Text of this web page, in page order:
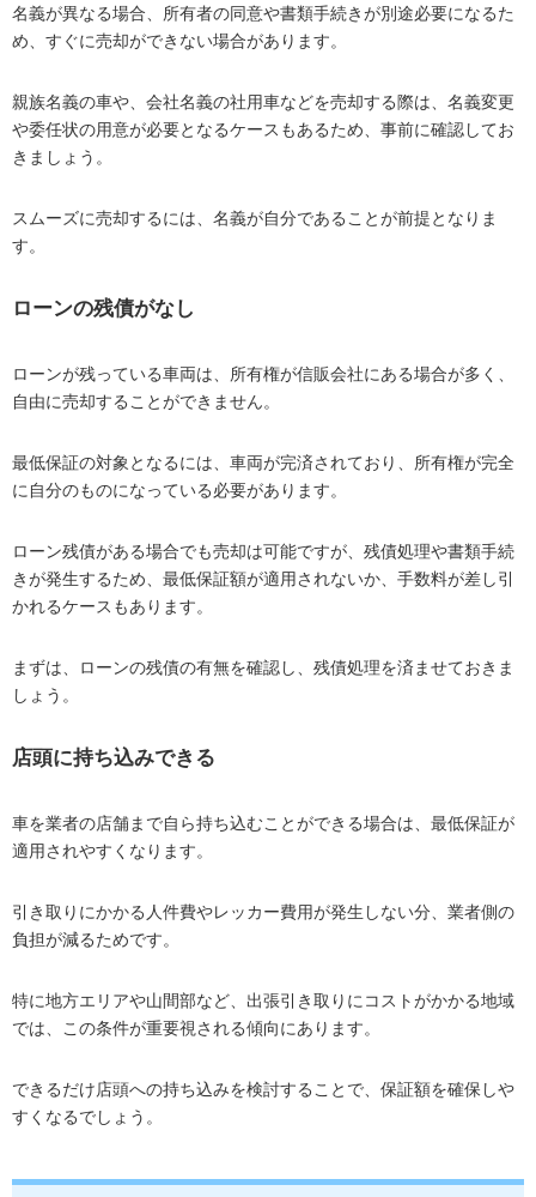
名義が異なる場合、所有者の同意や書類手続きが別途必要になるた
め、すぐに売却ができない場合があります。
親族名義の車や、会社名義の社用車などを売却する際は、名義変更
や委任状の用意が必要となるケースもあるため、事前に確認してお
きましょう。
スムーズに売却するには、名義が自分であることが前提となりま
す。
ローンの残債がなし
ローンが残っている車両は、所有権が信販会社にある場合が多く、
自由に売却することができません。
最低保証の対象となるには、車両が完済されており、所有権が完全
に自分のものになっている必要があります。
ローン残債がある場合でも売却は可能ですが、残債処理や書類手続
きが発生するため、最低保証額が適用されないか、手数料が差し引
かれるケースもあります。
まずは、ローンの残債の有無を確認し、残債処理を済ませておきま
しょう。
店頭に持ち込みできる
車を業者の店舗まで自ら持ち込むことができる場合は、最低保証が
適用されやすくなります。
引き取りにかかる人件費やレッカー費用が発生しない分、業者側の
負担が減るためです。
特に地方エリアや山間部など、出張引き取りにコストがかかる地域
では、この条件が重要視される傾向にあります。
できるだけ店頭への持ち込みを検討することで、保証額を確保しや
すくなるでしょう。